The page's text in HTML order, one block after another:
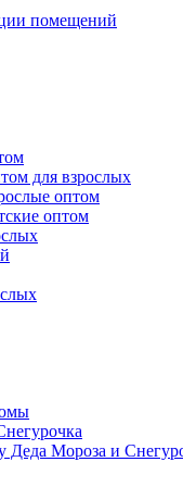
помещений
для взрослых
оптом
оптом
Деда Мороза и